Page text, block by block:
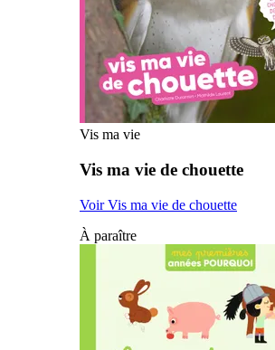
Vis ma vie
Vis ma vie de chouette
Voir Vis ma vie de chouette
À paraître